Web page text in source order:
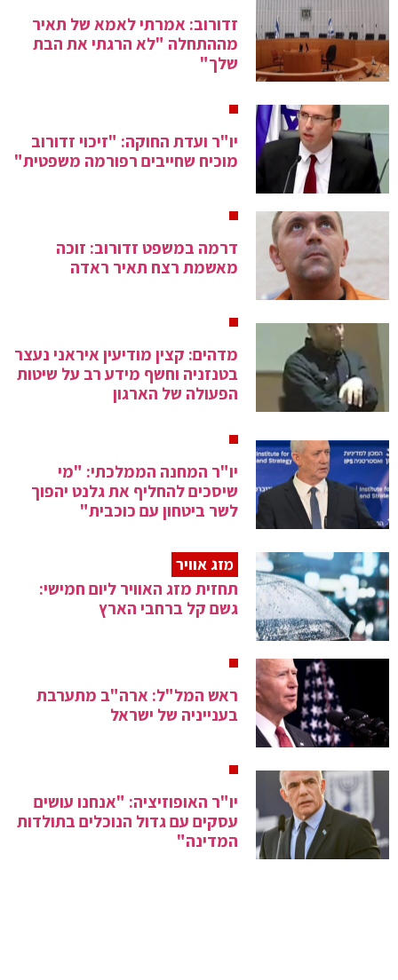
זדורוב: אמרתי לאמא של תאיר
מההתחלה "לא הרגתי את הבת
שלך"
יו"ר ועדת החוקה: "זיכוי זדורוב
מוכיח שחייבים רפורמה משפטית"
דרמה במשפט זדורוב: זוכה
מאשמת רצח תאיר ראדה
מדהים: קצין מודיעין איראני נעצר
בטנזניה וחשף מידע רב על שיטות
הפעולה של הארגון
יו"ר המחנה הממלכתי: "מי
שיסכים להחליף את גלנט יהפוך
לשר ביטחון עם כוכבית"
מזג אוויר
תחזית מזג האוויר ליום חמישי:
גשם קל ברחבי הארץ
ראש המל"ל: ארה"ב מתערבת
בענייניה של ישראל
יו"ר האופוזיציה: "אנחנו עושים
עסקים עם גדול הנוכלים בתולדות
המדינה"